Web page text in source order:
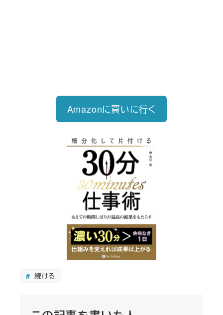
Amazonに買いに行く
続ける